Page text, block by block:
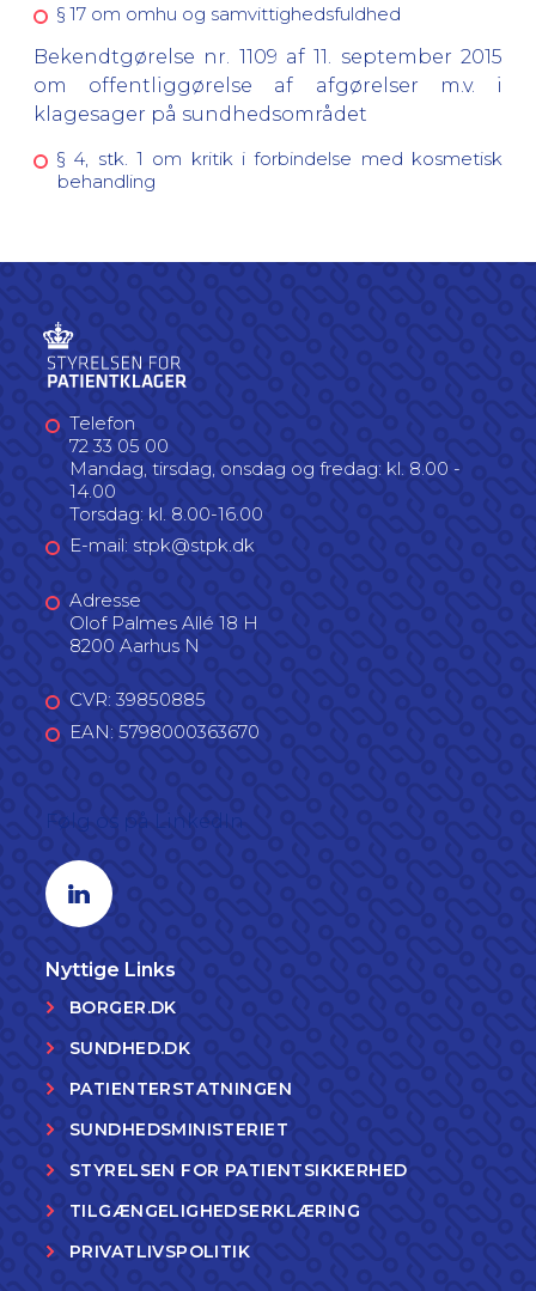
§ 17 om omhu og samvittighedsfuldhed
Bekendtgørelse nr. 1109 af 11. september 2015
om offentliggørelse af afgørelser m.v. i
klagesager på sundhedsområdet
§ 4, stk. 1 om kritik i forbindelse med kosmetisk
behandling
Telefon
72 33 05 00
Mandag, tirsdag, onsdag og fredag: kl. 8.00 -
14.00
Torsdag: kl. 8.00-16.00
E-mail: stpk@stpk.dk
Adresse
Olof Palmes Allé 18 H
8200 Aarhus N
CVR: 39850885
EAN: 5798000363670
Linkedin profil
Nyttige Links
BORGER.DK
SUNDHED.DK
PATIENTERSTATNINGEN
SUNDHEDSMINISTERIET
STYRELSEN FOR PATIENTSIKKERHED
TILGÆNGELIGHEDSERKLÆRING
PRIVATLIVSPOLITIK